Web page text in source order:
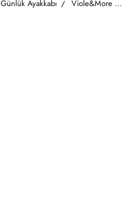
Günlük Ayakkabı Viole&More Kadın Günlük Ayakkabı T 01